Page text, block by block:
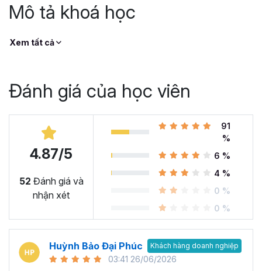
Mô tả khoá học
Xem tất cả
Đánh giá của học viên
4.87/5
52 Đánh giá và
nhận xét
91
%
6 %
4 %
0 %
0 %
Huỳnh Bảo Đại Phúc Khách hàng doanh nghiệp
03:41 26/06/2026